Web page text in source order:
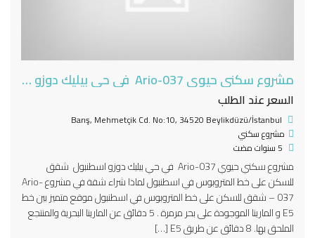
مشروع سكني حيوي Ario-037 في حي بيليك دوزو اسطنبول
السعر عند الطلب
Barış, Mehmetçik Cd. No:10, 34520 Beylikdüzü/İstanbul
مشروع سكني
مشروع سكني حيوي Ario-037 في حي بيليك دوزو اسطنبول شقق
للسكن على خط المتروبوس في اسطنبول لماذا شراء شقة في مشروع Ario-
037 – شقق للسكن على خط المتروبوس في اسطنبول موقع متميز بين خط
E5 و المارينا الموجودة على بحر مرمرة . 5 دقائق عن المارينا البحرية والمنتجع
الملحق بها. 8 دقائق عن طريق E5 […]